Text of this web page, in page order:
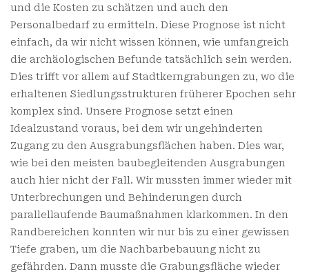
und die Kosten zu schätzen und auch den
Personalbedarf zu ermitteln. Diese Prognose ist nicht
einfach, da wir nicht wissen können, wie umfangreich
die archäologischen Befunde tatsächlich sein werden.
Dies trifft vor allem auf Stadtkerngrabungen zu, wo die
erhaltenen Siedlungsstrukturen früherer Epochen sehr
komplex sind. Unsere Prognose setzt einen
Idealzustand voraus, bei dem wir ungehinderten
Zugang zu den Ausgrabungsflächen haben. Dies war,
wie bei den meisten baubegleitenden Ausgrabungen
auch hier nicht der Fall. Wir mussten immer wieder mit
Unterbrechungen und Behinderungen durch
parallellaufende Baumaßnahmen klarkommen. In den
Randbereichen konnten wir nur bis zu einer gewissen
Tiefe graben, um die Nachbarbebauung nicht zu
gefährden. Dann musste die Grabungsfläche wieder